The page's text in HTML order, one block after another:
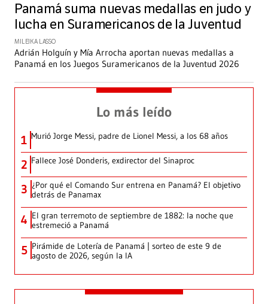
Panamá suma nuevas medallas en judo y
lucha en Suramericanos de la Juventud
MILEIKA LASSO
Adrián Holguín y Mía Arrocha aportan nuevas medallas a
Panamá en los Juegos Suramericanos de la Juventud 2026
Lo más leído
1 Murió Jorge Messi, padre de Lionel Messi, a los 68 años
2 Fallece José Donderis, exdirector del Sinaproc
3 ¿Por qué el Comando Sur entrena en Panamá? El objetivo
detrás de Panamax
4 El gran terremoto de septiembre de 1882: la noche que
estremeció a Panamá
5 Pirámide de Lotería de Panamá | sorteo de este 9 de
agosto de 2026, según la IA